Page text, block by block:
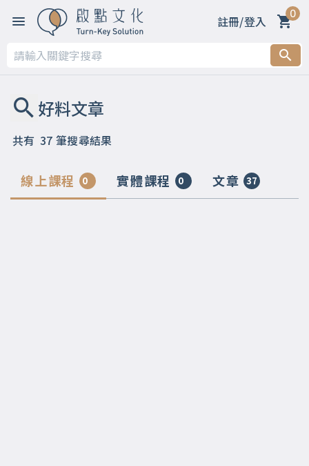
註冊/登入 0
共有 37 筆搜尋結果
線上課程 0 實體課程 0 文章 37